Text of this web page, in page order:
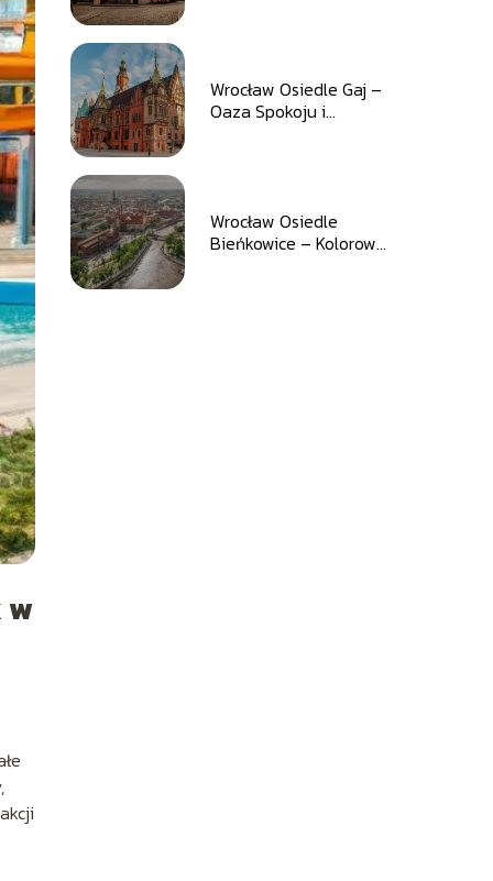
w
Wrocław Osiedle Gaj –
Oaza Spokoju i
Wrocław Osiedle
Bieńkowice – Kolorowy